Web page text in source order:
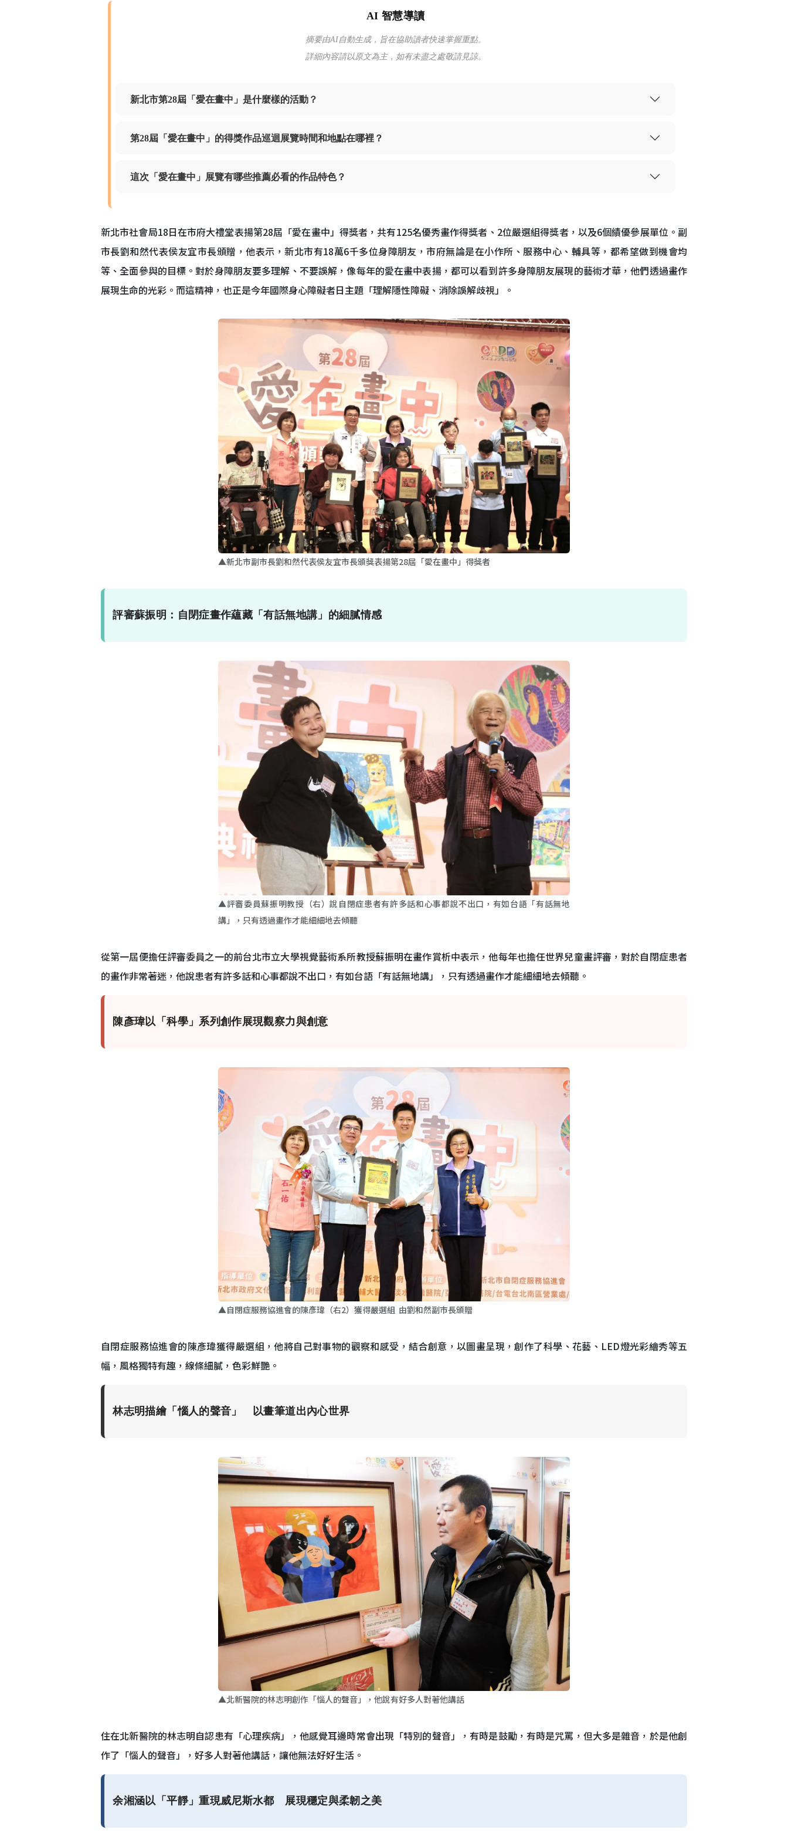
AI 智慧導讀
摘要由AI自動生成，旨在協助讀者快速掌握重點。
詳細內容請以原文為主，如有未盡之處敬請見諒。
新北市第28屆「愛在畫中」是什麼樣的活動？
第28屆「愛在畫中」的得獎作品巡迴展覽時間和地點在哪裡？
這次「愛在畫中」展覽有哪些推薦必看的作品特色？
新北市社會局18日在市府大禮堂表揚第28屆「愛在畫中」得獎者，共有125名優秀畫作得獎者、2位嚴選組得獎者，以及6個績優參展單位。副
市長劉和然代表侯友宜市長頒贈，他表示，新北市有18萬6千多位身障朋友，市府無論是在小作所、服務中心、輔具等，都希望做到機會均
等、全面參與的目標。對於身障朋友要多理解、不要誤解，像每年的愛在畫中表揚，都可以看到許多身障朋友展現的藝術才華，他們透過畫作
展現生命的光彩。而這精神，也正是今年國際身心障礙者日主題「理解隱性障礙、消除誤解歧視」。
▲新北市副市長劉和然代表侯友宜市長頒獎表揚第28屆「愛在畫中」得獎者
評審蘇振明：自閉症畫作蘊藏「有話無地講」的細膩情感
▲評審委員蘇振明教授（右）說自閉症患者有許多話和心事都說不出口，有如台語「有話無地
講」，只有透過畫作才能細細地去傾聽
從第一屆便擔任評審委員之一的前台北市立大學視覺藝術系所教授蘇振明在畫作賞析中表示，他每年也擔任世界兒童畫評審，對於自閉症患者
的畫作非常著迷，他說患者有許多話和心事都說不出口，有如台語「有話無地講」，只有透過畫作才能細細地去傾聽。
陳彥瑋以「科學」系列創作展現觀察力與創意
▲自閉症服務協進會的陳彥瑋（右2）獲得嚴選組 由劉和然副市長頒贈
自閉症服務協進會的陳彥瑋獲得嚴選組，他將自己對事物的觀察和感受，結合創意，以圖畫呈現，創作了科學、花藝、LED燈光彩繪秀等五
幅，風格獨特有趣，線條細膩，色彩鮮艷。
林志明描繪「惱人的聲音」 以畫筆道出內心世界
▲北新醫院的林志明創作「惱人的聲音」，他說有好多人對著他講話
住在北新醫院的林志明自認患有「心理疾病」，他感覺耳邊時常會出現「特別的聲音」，有時是鼓勵，有時是咒罵，但大多是雜音，於是他創
作了「惱人的聲音」，好多人對著他講話，讓他無法好好生活。
余湘涵以「平靜」重現威尼斯水都 展現穩定與柔韌之美